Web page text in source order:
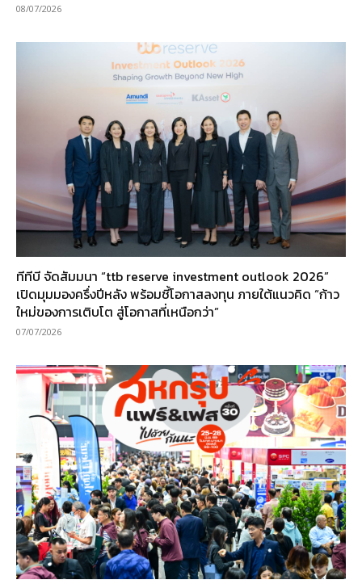
08/07/2026
ทีทีบี จัดสัมมนา “ttb reserve investment outlook 2026”
เปิดมุมมองครึ่งปีหลัง พร้อมชี้โอกาสลงทุน ภายใต้แนวคิด “ก้าว
ใหม่ของการเติบโต สู่โอกาสที่เหนือกว่า”
07/07/2026